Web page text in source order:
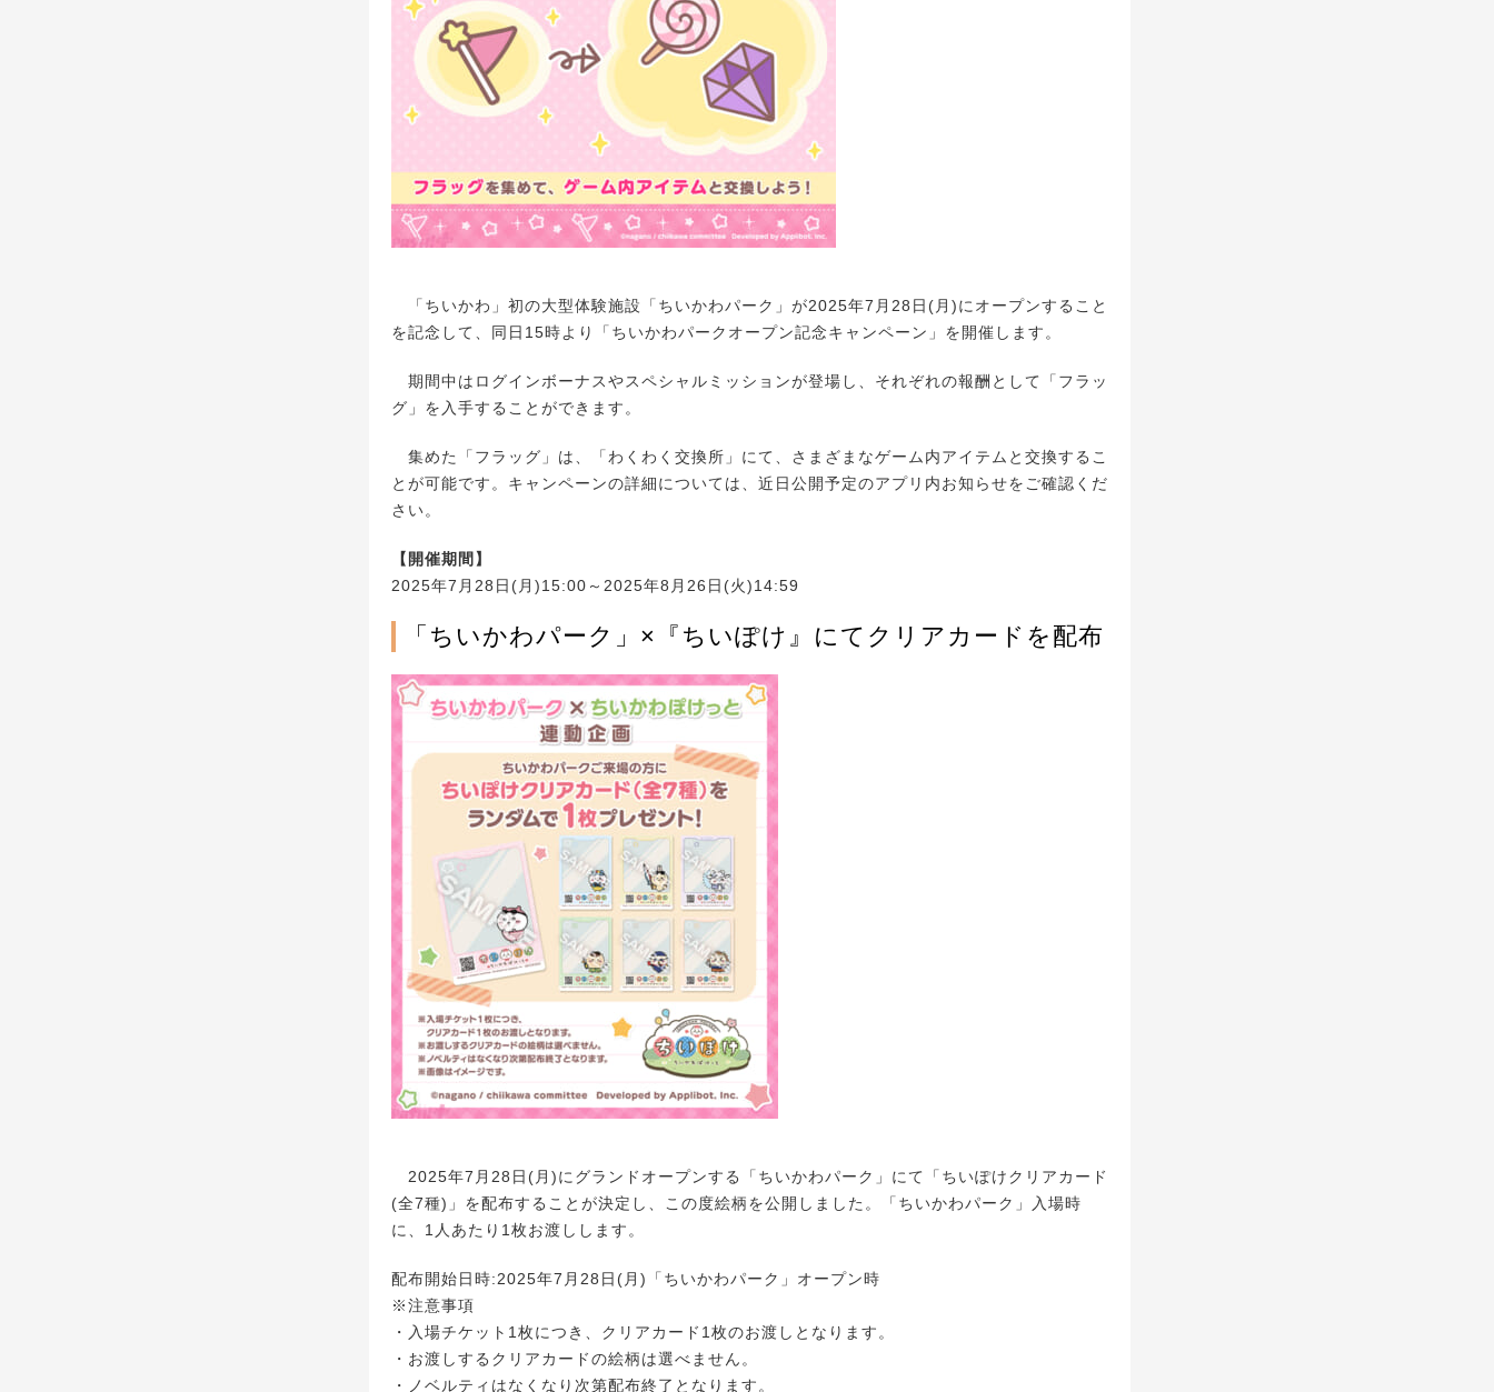
「ちいかわ」初の大型体験施設「ちいかわパーク」が2025年7月28日(月)にオープンすること
を記念して、同日15時より「ちいかわパークオープン記念キャンペーン」を開催します。
期間中はログインボーナスやスペシャルミッションが登場し、それぞれの報酬として「フラッ
グ」を入手することができます。
集めた「フラッグ」は、「わくわく交換所」にて、さまざまなゲーム内アイテムと交換するこ
とが可能です。キャンペーンの詳細については、近日公開予定のアプリ内お知らせをご確認くだ
さい。
【開催期間】
2025年7月28日(月)15:00～2025年8月26日(火)14:59
「ちいかわパーク」×『ちいぽけ』にてクリアカードを配布
2025年7月28日(月)にグランドオープンする「ちいかわパーク」にて「ちいぽけクリアカード
(全7種)」を配布することが決定し、この度絵柄を公開しました。「ちいかわパーク」入場時
に、1人あたり1枚お渡しします。
配布開始日時:2025年7月28日(月)「ちいかわパーク」オープン時
※注意事項
・入場チケット1枚につき、クリアカード1枚のお渡しとなります。
・お渡しするクリアカードの絵柄は選べません。
・ノベルティはなくなり次第配布終了となります。